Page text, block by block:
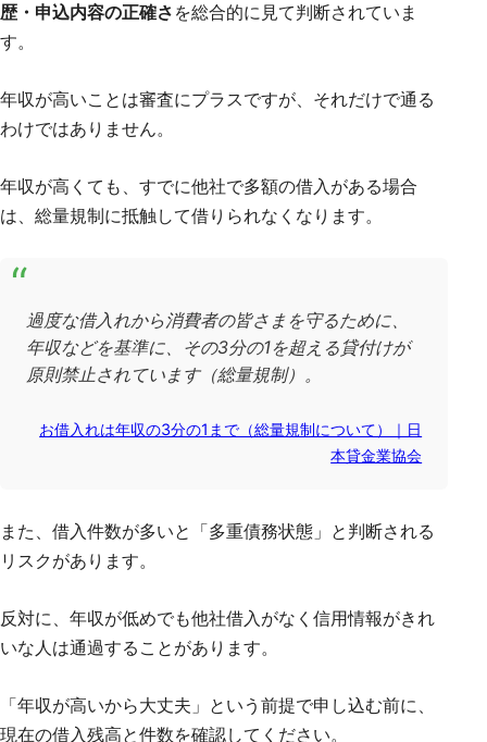
歴・申込内容の正確さ を総合的に見て判断されていま
す。
年収が高いことは審査にプラスですが、それだけで通る
わけではありません。
年収が高くても、すでに他社で多額の借入がある場合
は、総量規制に抵触して借りられなくなります。
過度な借入れから消費者の皆さまを守るために、
年収などを基準に、その3分の1を超える貸付けが
原則禁止されています（総量規制）。
お借入れは年収の3分の1まで（総量規制について）｜日
本貸金業協会
また、借入件数が多いと「多重債務状態」と判断される
リスクがあります。
反対に、年収が低めでも他社借入がなく信用情報がきれ
いな人は通過することがあります。
「年収が高いから大丈夫」という前提で申し込む前に、
現在の借入残高と件数を確認してください。